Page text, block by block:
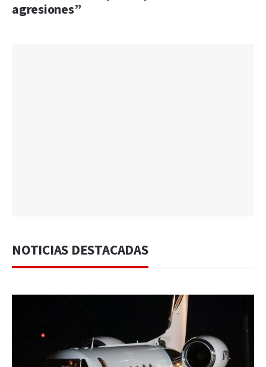
agresiones”
NOTICIAS DESTACADAS